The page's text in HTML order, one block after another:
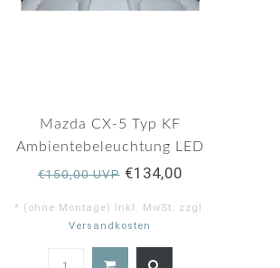
Mazda CX-5 Typ KF
Ambientebeleuchtung LED
(Kaltweiß)
€150,00 UVP€134,00
* (ohne Montage) Inkl. MwSt. zzgl.
Versandkosten